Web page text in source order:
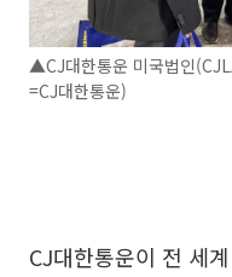
▲CJ대한통운 미국법인
=CJ대한통운)
CJ대한통운이 전 세